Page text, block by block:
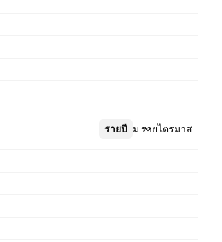
รายปี รายไตรมาส
เพิ่มเติม